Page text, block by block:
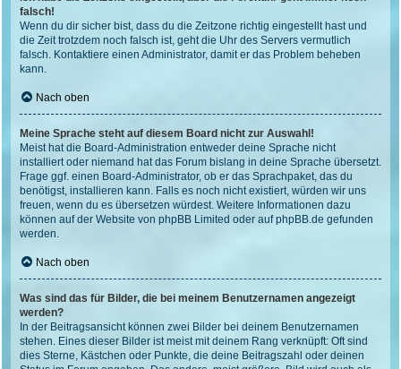
falsch!
Wenn du dir sicher bist, dass du die Zeitzone richtig eingestellt hast und
die Zeit trotzdem noch falsch ist, geht die Uhr des Servers vermutlich
falsch. Kontaktiere einen Administrator, damit er das Problem beheben
kann.
Nach oben
Meine Sprache steht auf diesem Board nicht zur Auswahl!
Meist hat die Board-Administration entweder deine Sprache nicht
installiert oder niemand hat das Forum bislang in deine Sprache übersetzt.
Frage ggf. einen Board-Administrator, ob er das Sprachpaket, das du
benötigst, installieren kann. Falls es noch nicht existiert, würden wir uns
freuen, wenn du es übersetzen würdest. Weitere Informationen dazu
können auf der Website von phpBB Limited oder aufphpBB.de gefunden
werden.
Nach oben
Was sind das für Bilder, die bei meinem Benutzernamen angezeigt
werden?
In der Beitragsansicht können zwei Bilder bei deinem Benutzernamen
stehen. Eines dieser Bilder ist meist mit deinem Rang verknüpft: Oft sind
dies Sterne, Kästchen oder Punkte, die deine Beitragszahl oder deinen